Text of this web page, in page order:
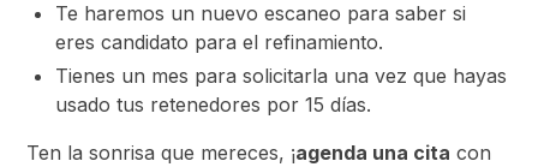
Te haremos un nuevo escaneo para saber si
eres candidato para el refinamiento.
Tienes un mes para solicitarla una vez que hayas
usado tus retenedores por 15 días.
Ten la sonrisa que mereces, ¡agenda una cita con